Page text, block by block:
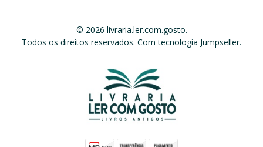
© 2026 livraria.ler.com.gosto.
Todos os direitos reservados. Com tecnologia Jumpseller.